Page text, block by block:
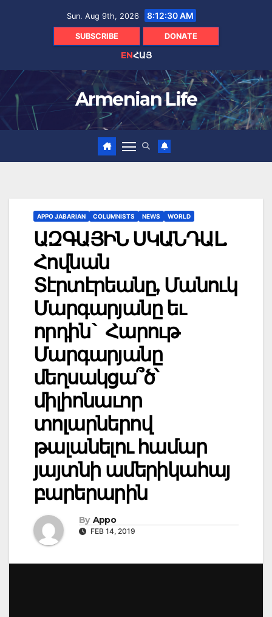
Sun. Aug 9th, 2026 8:12:31 AM
SUBSCRIBE DONATE
ENՀԱՅ
Armenian Life
APPO JABARIAN COLUMNISTS NEWS WORLD
ԱԶԳԱՅԻՆ ՍԿԱՆԴԱԼ.
Հովնան
Տէրտէրեանը, Մանուկ
Մարգարյանը եւ
որդին` Հարութ
Մարգարյանը
մեղսակցա՞ծ՝
միլիոնաւոր
տոլարներով
թալանելու համար
յայտնի ամերիկահայ
բարերարին
By Appo
FEB 14, 2019